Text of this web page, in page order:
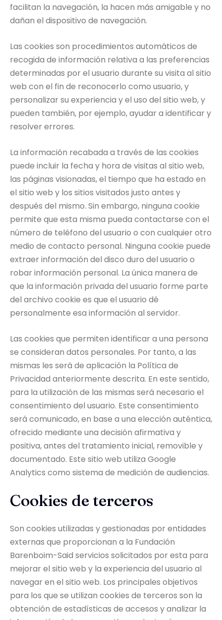
facilitan la navegación, la hacen más amigable y no
dañan el dispositivo de navegación.
Las cookies son procedimientos automáticos de
recogida de información relativa a las preferencias
determinadas por el usuario durante su visita al sitio
web con el fin de reconocerlo como usuario, y
personalizar su experiencia y el uso del sitio web, y
pueden también, por ejemplo, ayudar a identificar y
resolver errores.
La información recabada a través de las cookies
puede incluir la fecha y hora de visitas al sitio web,
las páginas visionadas, el tiempo que ha estado en
el sitio web y los sitios visitados justo antes y
después del mismo. Sin embargo, ninguna cookie
permite que esta misma pueda contactarse con el
número de teléfono del usuario o con cualquier otro
medio de contacto personal. Ninguna cookie puede
extraer información del disco duro del usuario o
robar información personal. La única manera de
que la información privada del usuario forme parte
del archivo cookie es que el usuario dé
personalmente esa información al servidor.
Las cookies que permiten identificar a una persona
se consideran datos personales. Por tanto, a las
mismas les será de aplicación la Política de
Privacidad anteriormente descrita. En este sentido,
para la utilización de las mismas será necesario el
consentimiento del usuario. Este consentimiento
será comunicado, en base a una elección auténtica,
ofrecido mediante una decisión afirmativa y
positiva, antes del tratamiento inicial, removible y
documentado. Este sitio web utiliza Google
Analytics como sistema de medición de audiencias.
Cookies de terceros
Son cookies utilizadas y gestionadas por entidades
externas que proporcionan a la Fundación
Barenboim-Said servicios solicitados por esta para
mejorar el sitio web y la experiencia del usuario al
navegar en el sitio web. Los principales objetivos
para los que se utilizan cookies de terceros son la
obtención de estadísticas de accesos y analizar la